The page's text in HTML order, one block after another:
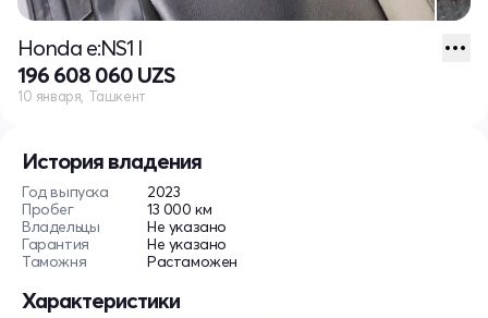
История владения
Год выпуска
2023
Пробег
13 000 км
Владельцы
Не указано
Гарантия
Не указано
Таможня
Растаможен
Характеристики
Honda e:NS1 I
196 608 060 UZS
10 января, Ташкент